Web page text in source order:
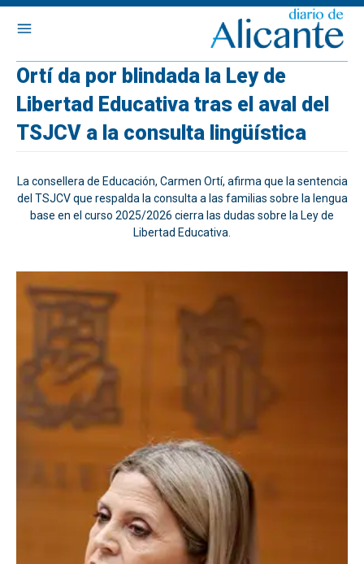
Ortí da por blindada la Ley de
Libertad Educativa tras el aval del
TSJCV a la consulta lingüística
La consellera de Educación, Carmen Ortí, afirma que la sentencia
del TSJCV que respalda la consulta a las familias sobre la lengua
base en el curso 2025/2026 cierra las dudas sobre la Ley de
Libertad Educativa.